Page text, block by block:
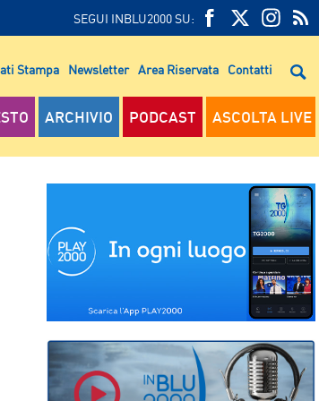
SEGUI INBLU2000 SU:
FEED
RSS
RSS
Stampa Newsletter Area Riservata Contatti
ARCHIVIO PODCAST ASCOLTA LIVE